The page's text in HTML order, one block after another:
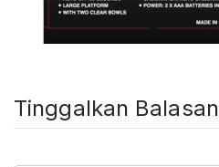
Tinggalkan Balasan